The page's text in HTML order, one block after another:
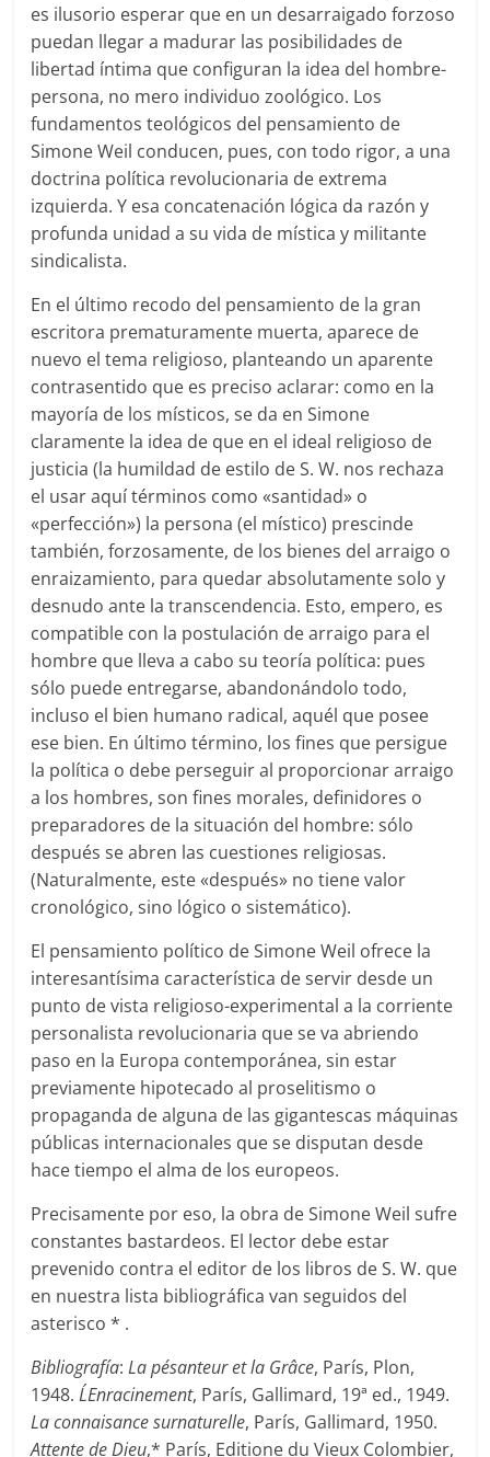
es ilusorio esperar que en un desarraigado forzoso
puedan llegar a madurar las posibilidades de
libertad íntima que configuran la idea del hombre-
persona, no mero individuo zoológico. Los
fundamentos teológicos del pensamiento de
Simone Weil conducen, pues, con todo rigor, a una
doctrina política revolucionaria de extrema
izquierda. Y esa concatenación lógica da razón y
profunda unidad a su vida de mística y militante
sindicalista.
En el último recodo del pensamiento de la gran
escritora prematuramente muerta, aparece de
nuevo el tema religioso, planteando un aparente
contrasentido que es preciso aclarar: como en la
mayoría de los místicos, se da en Simone
claramente la idea de que en el ideal religioso de
justicia (la humildad de estilo de S. W. nos rechaza
el usar aquí términos como «santidad» o
«perfección») la persona (el místico) prescinde
también, forzosamente, de los bienes del arraigo o
enraizamiento, para quedar absolutamente solo y
desnudo ante la transcendencia. Esto, empero, es
compatible con la postulación de arraigo para el
hombre que lleva a cabo su teoría política: pues
sólo puede entregarse, abandonándolo todo,
incluso el bien humano radical, aquél que posee
ese bien. En último término, los fines que persigue
la política o debe perseguir al proporcionar arraigo
a los hombres, son fines morales, definidores o
preparadores de la situación del hombre: sólo
después se abren las cuestiones religiosas.
(Naturalmente, este «después» no tiene valor
cronológico, sino lógico o sistemático).
El pensamiento político de Simone Weil ofrece la
interesantísima característica de servir desde un
punto de vista religioso-experimental a la corriente
personalista revolucionaria que se va abriendo
paso en la Europa contemporánea, sin estar
previamente hipotecado al proselitismo o
propaganda de alguna de las gigantescas máquinas
públicas internacionales que se disputan desde
hace tiempo el alma de los europeos.
Precisamente por eso, la obra de Simone Weil sufre
constantes bastardeos. El lector debe estar
prevenido contra el editor de los libros de S. W. que
en nuestra lista bibliográfica van seguidos del
asterisco * .
Bibliografía:La pésanteur et la Grâce, París, Plon,
1948.L´Enracinement, París, Gallimard, 19ª ed., 1949.
La connaisance surnaturelle, París, Gallimard, 1950.
Attente de Dieu,* París, Editione du Vieux Colombier,